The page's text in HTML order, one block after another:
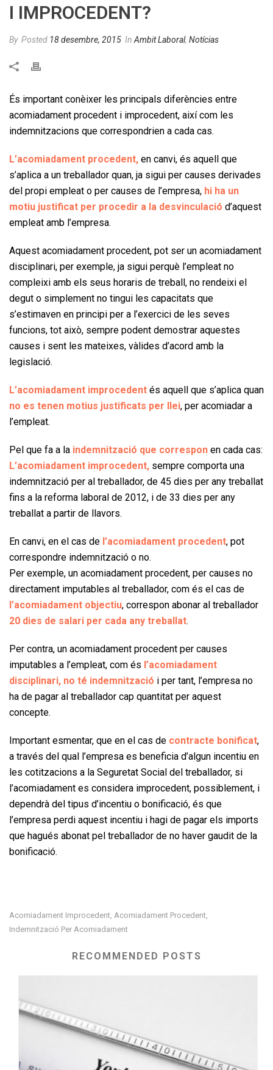
I IMPROCEDENT?
By Posted 18 desembre, 2015 In Ambit Laboral, Notícias
És important conèixer les principals diferències entre
acomiadament procedent i improcedent, així com les
indemnitzacions que correspondrien a cada cas.
L’acomiadament procedent, en canvi, és aquell que
s’aplica a un treballador quan, ja sigui per causes derivades
del propi empleat o per causes de l’empresa, hi ha un
motiu justificat per procedir a la desvinculació d’aquest
empleat amb l’empresa.
Aquest acomiadament procedent, pot ser un acomiadament
disciplinari, per exemple, ja sigui perquè l’empleat no
compleixi amb els seus horaris de treball, no rendeixi el
degut o simplement no tingui les capacitats que
s’estimaven en principi per a l’exercici de les seves
funcions, tot això, sempre podent demostrar aquestes
causes i sent les mateixes, vàlides d’acord amb la
legislació.
L’acomiadament improcedent és aquell que s’aplica quan
no es tenen motius justificats per llei, per acomiadar a
l’empleat.
Pel que fa a la indemnització que correspon en cada cas:
L’acomiadament improcedent, sempre comporta una
indemnització per al treballador, de 45 dies per any treballat
fins a la reforma laboral de 2012, i de 33 dies per any
treballat a partir de llavors.
En canvi, en el cas de l’acomiadament procedent, pot
correspondre indemnització o no.
Per exemple, un acomiadament procedent, per causes no
directament imputables al treballador, com és el cas de
l’acomiadament objectiu, correspon abonar al treballador
20 dies de salari per cada any treballat.
Per contra, un acomiadament procedent per causes
imputables a l’empleat, com és l’acomiadament
disciplinari, no té indemnització i per tant, l’empresa no
ha de pagar al treballador cap quantitat per aquest
concepte.
Important esmentar, que en el cas de contracte bonificat,
a través del qual l’empresa es beneficia d’algun incentiu en
les cotitzacions a la Seguretat Social del treballador, si
l’acomiadament es considera improcedent, possiblement, i
dependrà del tipus d’incentiu o bonificació, és que
l’empresa perdi aquest incentiu i hagi de pagar els imports
que hagués abonat pel treballador de no haver gaudit de la
bonificació.
Acomiadament Improcedent Acomiadament Procedent
Indemnització Per Acomiadament
RECOMMENDED POSTS